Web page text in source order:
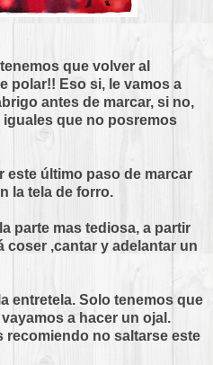
que volver al
polar!! Eso si, le vamos a
antes de marcar, si no,
que no posremos
este último paso de marcar
la tela de forro.
parte mas tediosa, a partir
coser ,cantar y adelantar un
entretela. Solo tenemos que
a hacer un ojal.
no saltarse este